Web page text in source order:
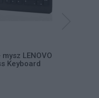
LENOVO
Keyboard